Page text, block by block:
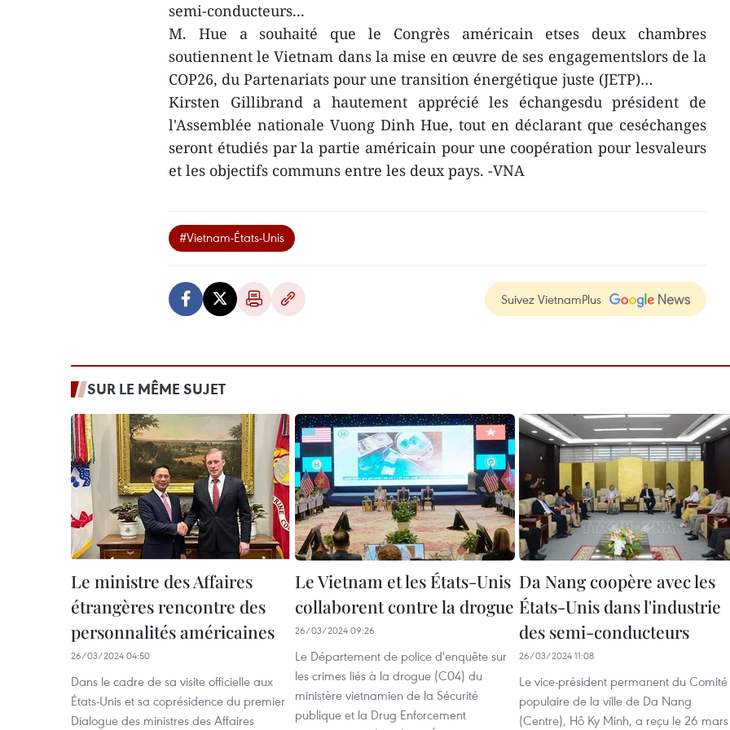
semi-conducteurs...
M. Hue a souhaité que le Congrès américain etses deux chambres
soutiennent le Vietnam dans la mise en œuvre de ses engagementslors de la
COP26, du Partenariats pour une transition énergétique juste (JETP)…
Kirsten Gillibrand a hautement apprécié les échangesdu président de
l'Assemblée nationale Vuong Dinh Hue, tout en déclarant que ceséchanges
seront étudiés par la partie américain pour une coopération pour lesvaleurs
et les objectifs communs entre les deux pays. -VNA
#Vietnam-États-Unis
Suivez VietnamPlus
SUR LE MÊME SUJET
Le ministre des Affaires
étrangères rencontre des
personnalités américaines
26/03/2024 04:50
Dans le cadre de sa visite officielle aux
États-Unis et sa coprésidence du premier
Dialogue des ministres des Affaires
Le Vietnam et les États-Unis
collaborent contre la drogue
26/03/2024 09:26
Le Département de police d'enquête sur
les crimes liés à la drogue (C04) du
ministère vietnamien de la Sécurité
publique et la Drug Enforcement
Da Nang coopère avec les
États-Unis dans l'industrie
des semi-conducteurs
26/03/2024 11:08
Le vice-président permanent du Comité
populaire de la ville de Da Nang
(Centre), Hô Ky Minh, a reçu le 26 mars